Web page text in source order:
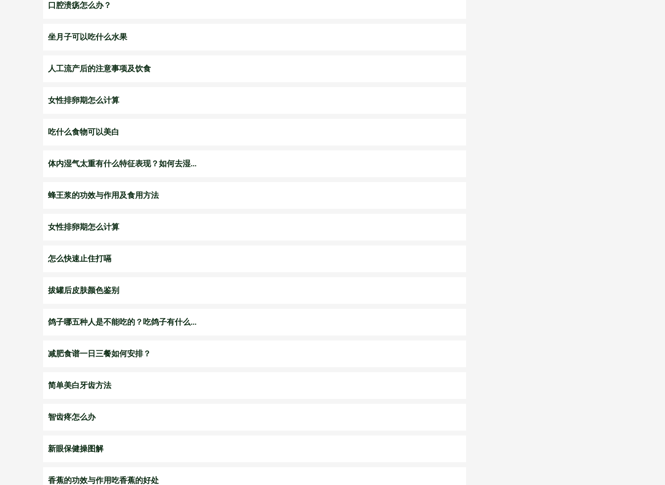
口腔溃疡怎么办？
坐月子可以吃什么水果
人工流产后的注意事项及饮食
女性排卵期怎么计算
吃什么食物可以美白
体内湿气太重有什么特征表现？如何去湿...
蜂王浆的功效与作用及食用方法
女性排卵期怎么计算
怎么快速止住打嗝
拔罐后皮肤颜色鉴别
鸽子哪五种人是不能吃的？吃鸽子有什么...
减肥食谱一日三餐如何安排？
简单美白牙齿方法
智齿疼怎么办
新眼保健操图解
香蕉的功效与作用吃香蕉的好处